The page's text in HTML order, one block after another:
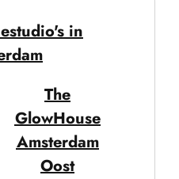
in
The
GlowHouse
Amsterdam
Oost